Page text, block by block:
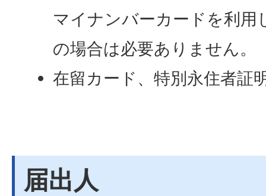
マイナンバーカードを利用
の場合は必要ありません。
在留カード、特別永住者証
届出人